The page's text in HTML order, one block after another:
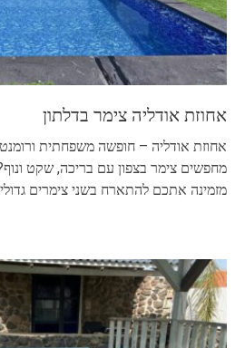
אחוזת אודליה צימר בדלתון
אחוזת אודליה – חופשה משפחתית
מחפשים צימר בצפון עם בריכה, שקט
מזמינה אתכם להתארח בשני צימרים